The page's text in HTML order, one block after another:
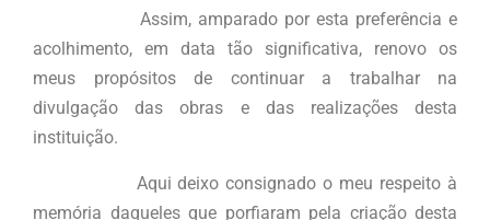
Assim, amparado por esta preferência e
acolhimento, em data tão significativa, renovo os
meus propósitos de continuar a trabalhar na
divulgação das obras e das realizações desta
instituição.
Aqui deixo consignado o meu respeito à
memória daqueles que porfiaram pela criação desta